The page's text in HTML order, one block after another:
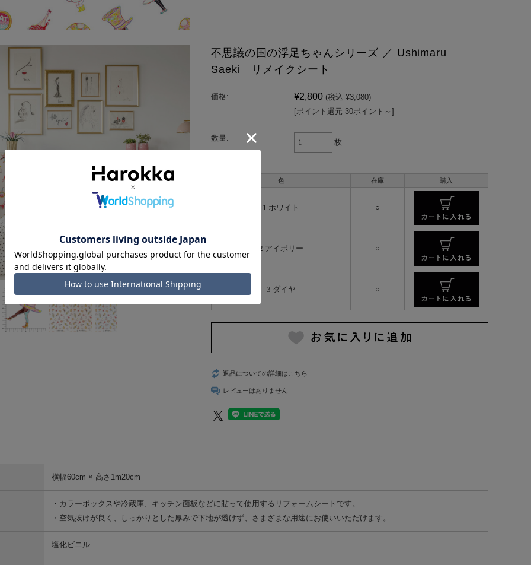
不思議の国の浮足ちゃんシリーズ ／ Ushimaru
Saeki リメイクシート
価格: ¥2,800 (税込 ¥3,080)
[ポイント還元 30ポイント～]
数量: 枚
色 在庫 購入
1 ホワイト ○
2 アイボリー ○
3 ダイヤ ○
返品についての詳細はこちら
レビューはありません
横幅60cm × 高さ1m20cm
・カラーボックスや冷蔵庫、キッチン面板などに貼って使用するリフォームシートです。
・空気抜けが良く、しっかりとした厚みで下地が透けず、さまざまな用途にお使いいただけます。
塩化ビニル